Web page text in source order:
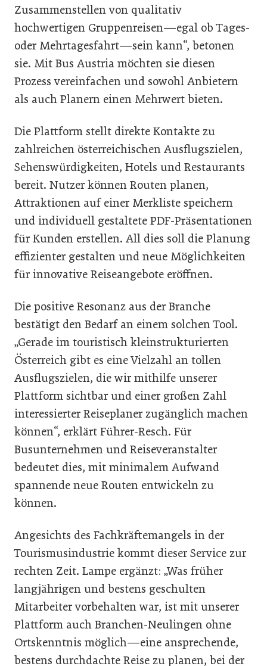
Zusammenstellen von qualitativ
hochwertigen Gruppenreisen—egal ob Tages-
oder Mehrtagesfahrt—sein kann“, betonen
sie. Mit Bus Austria möchten sie diesen
Prozess vereinfachen und sowohl Anbietern
als auch Planern einen Mehrwert bieten.
Die Plattform stellt direkte Kontakte zu
zahlreichen österreichischen Ausflugszielen,
Sehenswürdigkeiten, Hotels und Restaurants
bereit. Nutzer können Routen planen,
Attraktionen auf einer Merkliste speichern
und individuell gestaltete PDF-Präsentationen
für Kunden erstellen. All dies soll die Planung
effizienter gestalten und neue Möglichkeiten
für innovative Reiseangebote eröffnen.
Die positive Resonanz aus der Branche
bestätigt den Bedarf an einem solchen Tool.
„Gerade im touristisch kleinstrukturierten
Österreich gibt es eine Vielzahl an tollen
Ausflugszielen, die wir mithilfe unserer
Plattform sichtbar und einer großen Zahl
interessierter Reiseplaner zugänglich machen
können“, erklärt Führer-Resch. Für
Busunternehmen und Reiseveranstalter
bedeutet dies, mit minimalem Aufwand
spannende neue Routen entwickeln zu
können.
Angesichts des Fachkräftemangels in der
Tourismusindustrie kommt dieser Service zur
rechten Zeit. Lampe ergänzt: „Was früher
langjährigen und bestens geschulten
Mitarbeiter vorbehalten war, ist mit unserer
Plattform auch Branchen-Neulingen ohne
Ortskenntnis möglich—eine ansprechende,
bestens durchdachte Reise zu planen, bei der